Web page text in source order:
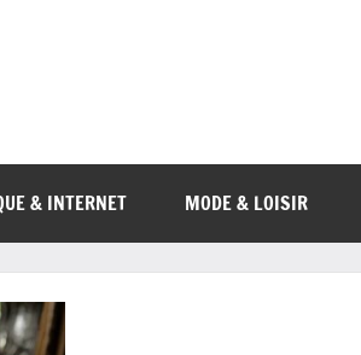
& INTERNET MODE & LOISIR